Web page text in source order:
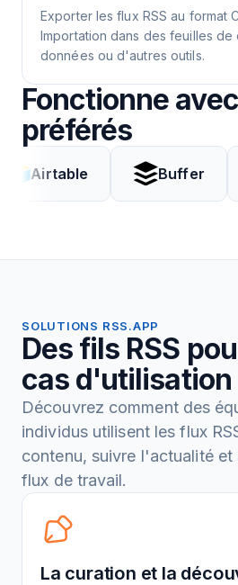
Exporter les flux RSS au format
Importation dans des feuilles
données ou d'autres outils.
Fonctionne
préférés
Buffer
SOLUTIONS RSS.APP
Des fils RSS
cas d'utilisation
Découvrez comment des
individus utilisent les flux
contenu, suivre l'actualité et
flux de travail.
La curation et la